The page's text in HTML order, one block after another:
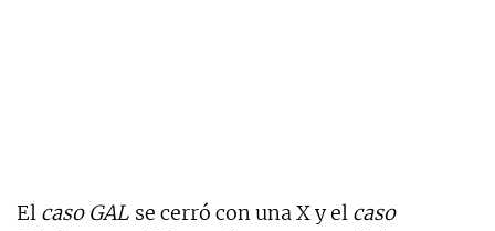
El caso GAL se cerró con una X y el caso